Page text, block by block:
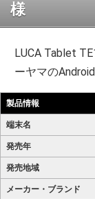
様
LUCA Tablet
ーヤマの
製品情報
端末名
発売年
発売地域
メーカー・ブランド